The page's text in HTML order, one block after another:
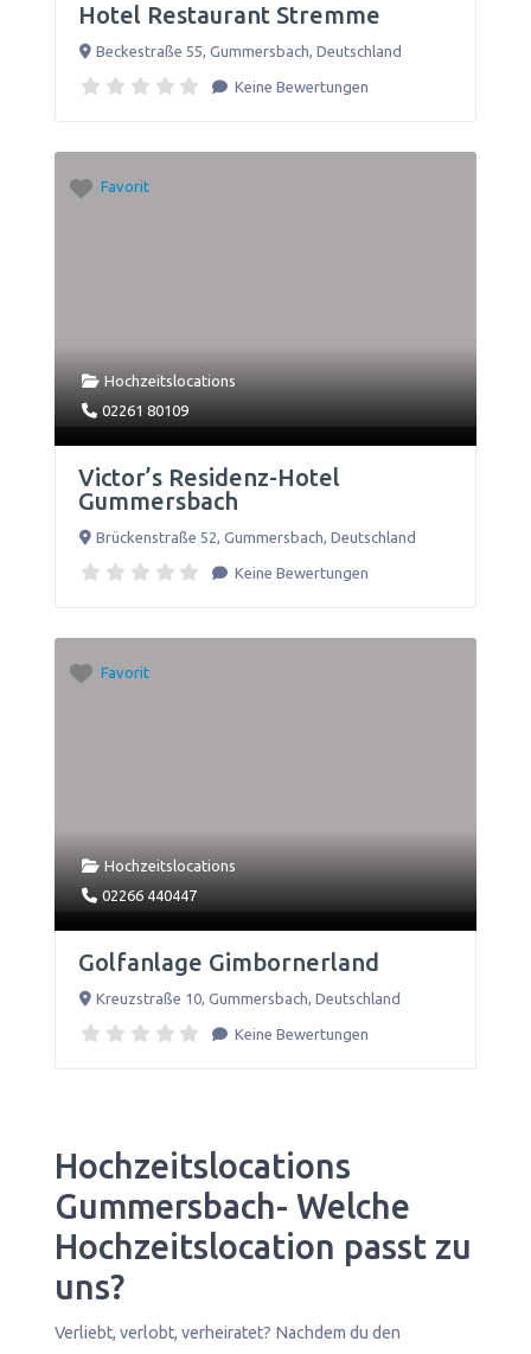
Hotel Restaurant Stremme
Beckestraße 55, Gummersbach, Deutschland
Keine Bewertungen
Favorit
Hochzeitslocations
02261 80109
Victor’s Residenz-Hotel
Gummersbach
Brückenstraße 52 Gummersbach Deutschland
Keine Bewertungen
Favorit
Hochzeitslocations
02266 440447
Golfanlage Gimbornerland
Kreuzstraße 10, Gummersbach, Deutschland
Keine Bewertungen
Hochzeitslocations
Gummersbach- Welche
Hochzeitslocation passt zu
uns?
Verliebt, verlobt, verheiratet? Nachdem du den